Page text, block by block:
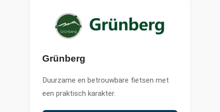
Grünberg
Duurzame en betrouwbare fietsen met
een praktisch karakter.